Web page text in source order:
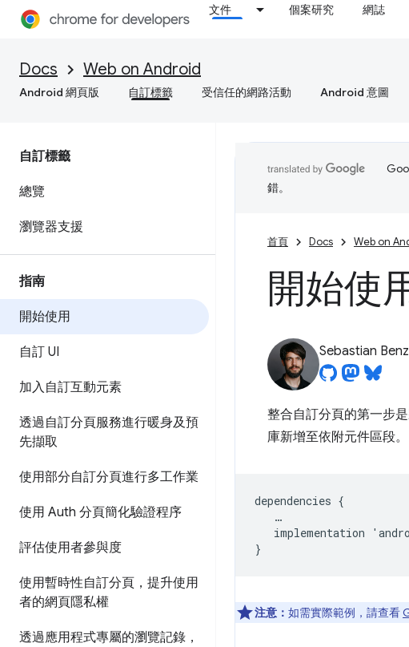
文件 個案研究 網誌
Docs Web on Android
Android 網頁版 自訂標籤 受信任的網路活動 Android 意圖
自訂標籤
總覽
瀏覽器支援
指南
開始使用
自訂 UI
加入自訂互動元素
透過自訂分頁服務進行暖身及預
先擷取
使用部分自訂分頁進行多工作業
使用 Auth 分頁簡化驗證程序
評估使用者參與度
使用暫時性自訂分頁，提升使用
者的網頁隱私權
透過應用程式專屬的瀏覽記錄，
錯。
首頁 Docs Web on
開始使
Sebastian Benz
整合自訂分頁的第一步
庫新增至依附元件區段。
dependencies {
…
implementation
'
}
注意： 如需實際範例，請查看